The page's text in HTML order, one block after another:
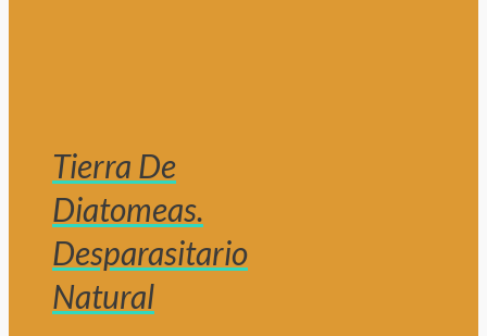
Tierra De
Diatomeas.
Desparasitario
Natural